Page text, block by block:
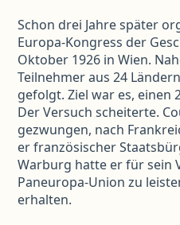
Schon drei Jahre später
Europa-Kongress der
Oktober 1926 in Wien.
Teilnehmer aus 24
gefolgt. Ziel war es, einen
Der Versuch scheiterte.
gezwungen, nach
er französischer
Warburg hatte er für sein
Paneuropa-Union zu
erhalten.